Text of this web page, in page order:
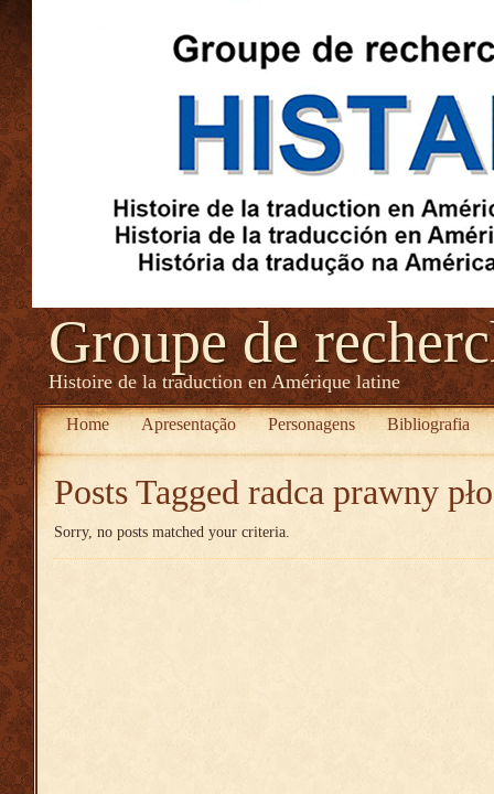
Groupe de
Histoire de la traduction en Amérique latine
Home Apresentação Personagens Bibliografia
Posts Tagged radca prawny
Sorry, no posts matched your criteria.